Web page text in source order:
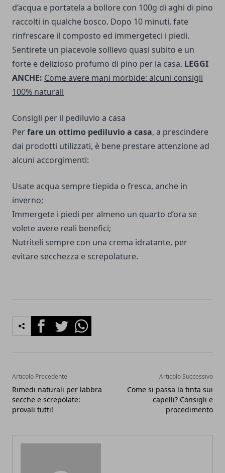
d’acqua e portatela a bollore con 100g di aghi di pino
raccolti in qualche bosco. Dopo 10 minuti, fate
rinfrescare il composto ed immergeteci i piedi.
Sentirete un piacevole sollievo quasi subito e un
forte e delizioso profumo di pino per la casa. LEGGI
ANCHE: Come avere mani morbide: alcuni consigli
100% naturali
Consigli per il pediluvio a casa
Perfare un ottimo pediluvio a casa, a prescindere
dai prodotti utilizzati, è bene prestare attenzione ad
alcuni accorgimenti:
Usate acqua sempre tiepida o fresca, anche in
inverno;
Immergete i piedi per almeno un quarto d’ora se
volete avere reali benefici;
Nutriteli sempre con una crema idratante, per
evitare secchezza e screpolature.
FacebookTwitterWhatsapp
Articolo Precedente
Rimedi naturali per labbra
secche e screpolate:
provali tutti!
Articolo Successivo
Come si passa la tinta sui
capelli? Consigli e
procedimento